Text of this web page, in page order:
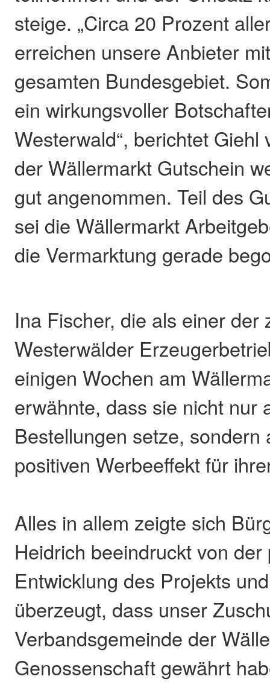
steige. „Circa 20 Prozent
erreichen unsere Anbieter
gesamten Bundesgebiet.
ein wirkungsvoller
Westerwald“, berichtet Giehl
der Wällermarkt Gutschein
gut angenommen. Teil des
sei die Wällermarkt
die Vermarktung gerade
Ina Fischer, die als einer der
Westerwälder
einigen Wochen am
erwähnte, dass sie nicht nur
Bestellungen setze, sondern
positiven Werbeeffekt für
Alles in allem zeigte sich
Heidrich beeindruckt von der
Entwicklung des Projekts
überzeugt, dass unser
Verbandsgemeinde der
Genossenschaft gewährt